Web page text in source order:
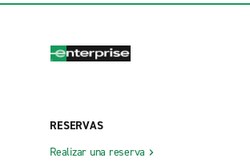
RESERVAS
Realizar una reserva